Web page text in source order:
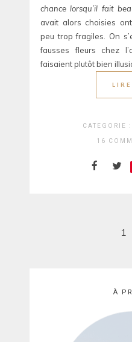
chance lorsqu’il fait
avait alors choisies
peu trop fragiles. On
fausses fleurs chez
faisaient plutôt bien
CATEGORIE :
16
1
À